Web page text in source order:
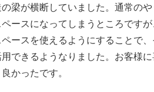
梁が横断していました。通常の
ペースになってしまうところです
ースを使えるようにすることで
できるようなりました。お客様
かったです。